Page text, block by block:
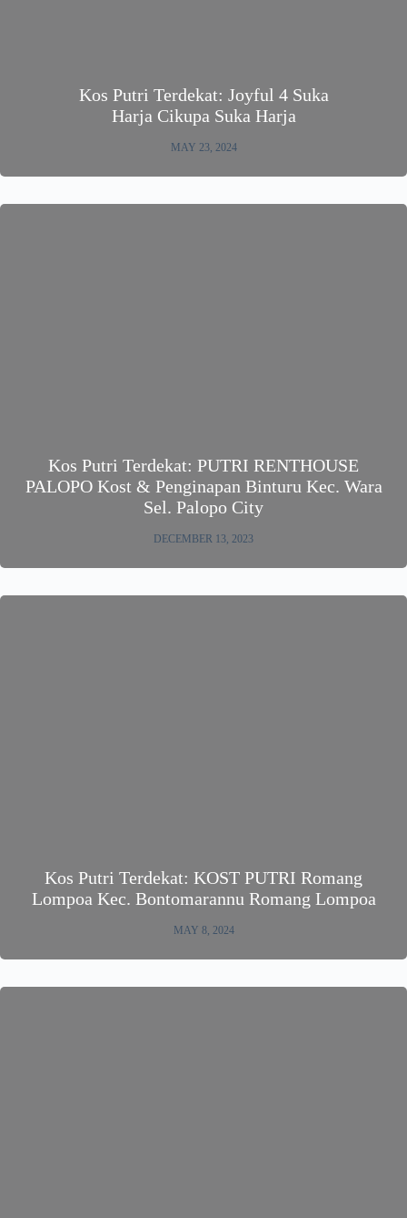
Kos Putri Terdekat: Joyful 4 Suka
Harja Cikupa Suka Harja
MAY 23, 2024
Kos Putri Terdekat: PUTRI RENTHOUSE
PALOPO Kost & Penginapan Binturu Kec. Wara
Sel. Palopo City
DECEMBER 13, 2023
Kos Putri Terdekat: KOST PUTRI Romang
Lompoa Kec. Bontomarannu Romang Lompoa
MAY 8, 2024